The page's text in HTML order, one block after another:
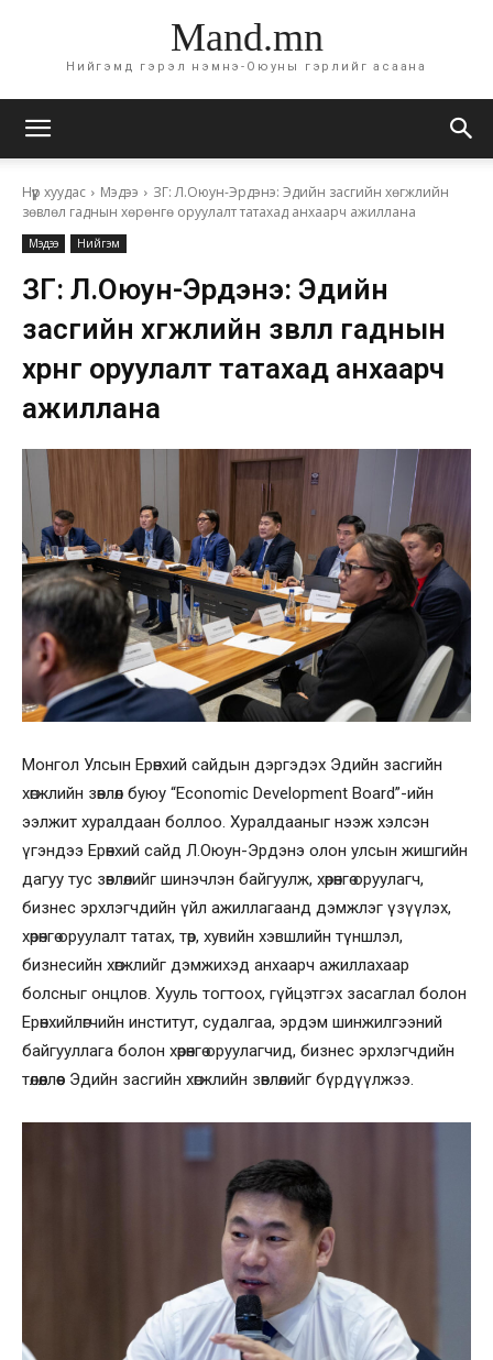
Mand.mn
Нийгэмд гэрэл нэмнэ-Оюуны гэрлийг асаана
Нүүр хуудас Мэдээ
ЗГ: Л.Оюун-Эрдэнэ: Эдийн засгийн хөгжлийн
зөвлөл гаднын хөрөнгө оруулалт татахад анхаарч ажиллана
Мэдээ Нийгэм
ЗГ: Л.Оюун-Эрдэнэ: Эдийн
засгийн хөгжлийн зөвлөл гаднын
хөрөнгө оруулалт татахад анхаарч
ажиллана
Монгол Улсын Ерөнхий сайдын дэргэдэх Эдийн засгийн
хөгжлийн зөвлөл буюу “Economic Development Board”-ийн
ээлжит хуралдаан боллоо. Хуралдааныг нээж хэлсэн
үгэндээ Ерөнхий сайд Л.Оюун-Эрдэнэ олон улсын жишгийн
дагуу тус зөвлөлийг шинэчлэн байгуулж, хөрөнгө оруулагч,
бизнес эрхлэгчдийн үйл ажиллагаанд дэмжлэг үзүүлэх,
хөрөнгө оруулалт татах, төр, хувийн хэвшлийн түншлэл,
бизнесийн хөгжлийг дэмжихэд анхаарч ажиллахаар
болсныг онцлов. Хууль тогтоох, гүйцэтгэх засаглал болон
Ерөнхийлөгчийн институт, судалгаа, эрдэм шинжилгээний
байгууллага болон хөрөнгө оруулагчид, бизнес эрхлэгчдийн
төлөөллөөс Эдийн засгийн хөгжлийн зөвлөлийг бүрдүүлжээ.